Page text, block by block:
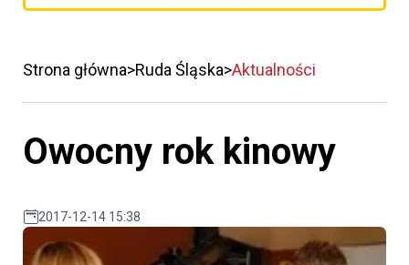
Strona główna Ruda Śląska Aktualności
Owocny rok kinowy
2017-12-14 15:38